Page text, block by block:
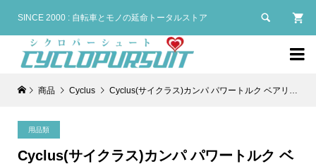
SINCE 2000 : 自転車とモノの延命トータルストア 

商品 Cyclus Cyclus(サイクラス)カンパ パワートルク ベアリング外し(#720248)
用品類
Cyclus(サイクラス)カンパ パワートルク ベ